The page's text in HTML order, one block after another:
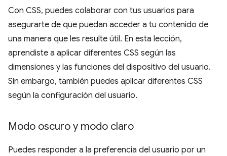
Con CSS, puedes colaborar con tus usuarios para
asegurarte de que puedan acceder a tu contenido de
una manera que les resulte útil. En esta lección,
aprendiste a aplicar diferentes CSS según las
dimensiones y las funciones del dispositivo del usuario.
Sin embargo, también puedes aplicar diferentes CSS
según la configuración del usuario.
Modo oscuro y modo claro
Puedes responder a la preferencia del usuario por un